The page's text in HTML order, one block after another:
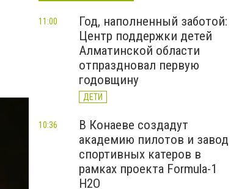
Год, наполненный заботой:
Центр поддержки детей
Алматинской области
отпраздновал первую
годовщину
ДЕТИ
11:00
В Конаеве создадут
академию пилотов и завод
спортивных катеров в
рамках проекта Formula-1
H2O
10:36